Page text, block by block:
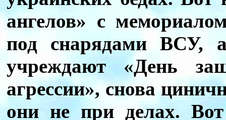
ангелов» с
под снарядами ВСУ,
учреждают «День
агрессии», снова
они не при делах.